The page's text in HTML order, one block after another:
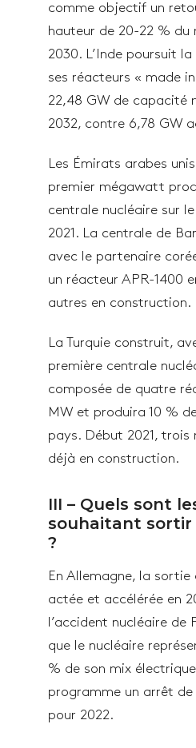
comme objectif un
hauteur de 20-22 % du
2030. L’Inde poursuit
ses réacteurs « made
22,48 GW de capacité
2032, contre 6,78 GW
Les Émirats arabes
premier mégawatt
centrale nucléaire sur
2021. La centrale de
avec le partenaire
un réacteur APR-1400
autres en construction.
La Turquie construit,
première centrale
composée de quatre
MW et produira 10 %
pays. Début 2021, trois
déjà en construction.
III – Quels sont
souhaitant sortir
?
En Allemagne, la sortie
actée et accélérée en
l’accident nucléaire de
que le nucléaire
% de son mix
programme un arrêt de
pour 2022.